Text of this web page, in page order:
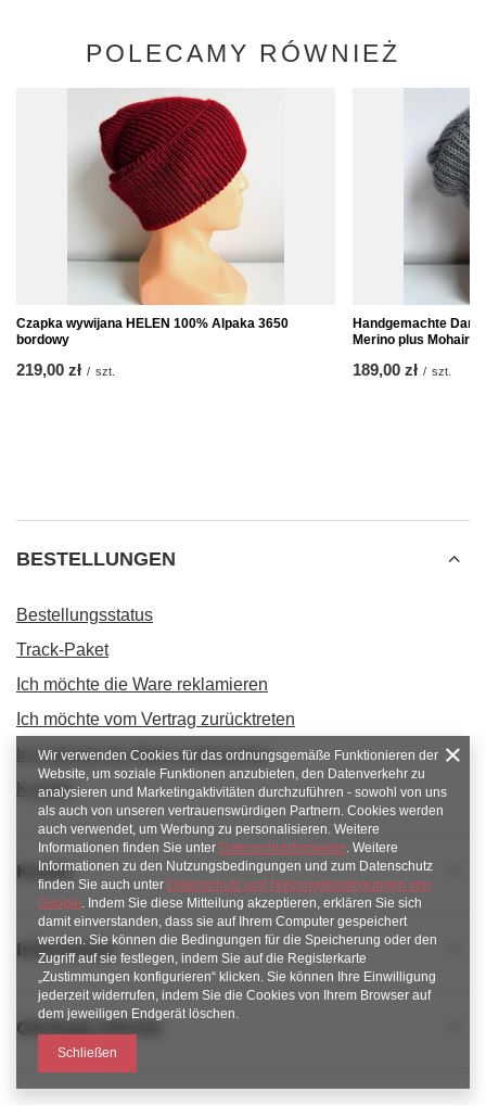
POLECAMY RÓWNIEŻ
Czapka wywijana HELEN 100% Alpaka 3650
bordowy
219,00 zł / szt.
Handgemachte
Merino plus Mohair
189,00 zł / szt.
BESTELLUNGEN
Bestellungsstatus
Track-Paket
Ich möchte die Ware reklamieren
Ich möchte vom Vertrag zurücktreten
Ich möchte die Ware umtauschen
Kontakt
Konto
Informacje
Obsługa klienta
Wir verwenden Cookies für das ordnungsgemäße Funktionieren der
Website, um soziale Funktionen anzubieten, den Datenverkehr zu
analysieren und Marketingaktivitäten durchzuführen - sowohl von uns
als auch von unseren vertrauenswürdigen Partnern. Cookies werden
auch verwendet, um Werbung zu personalisieren. Weitere
Informationen finden Sie unter Datenschutzhinweise. Weitere
Informationen zu den Nutzungsbedingungen und zum Datenschutz
finden Sie auch unter Datenschutz und Nutzungsbedingungen von
Google. Indem Sie diese Mitteilung akzeptieren, erklären Sie sich
damit einverstanden, dass sie auf Ihrem Computer gespeichert
werden. Sie können die Bedingungen für die Speicherung oder den
Zugriff auf sie festlegen, indem Sie auf die Registerkarte
„Zustimmungen konfigurieren“ klicken. Sie können Ihre Einwilligung
jederzeit widerrufen, indem Sie die Cookies von Ihrem Browser auf
dem jeweiligen Endgerät löschen.
Schließen